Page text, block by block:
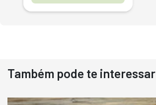
Destaque
Usado
Também pode te interessar